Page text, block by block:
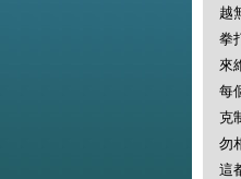
越
拳
來
每
克
勿
這